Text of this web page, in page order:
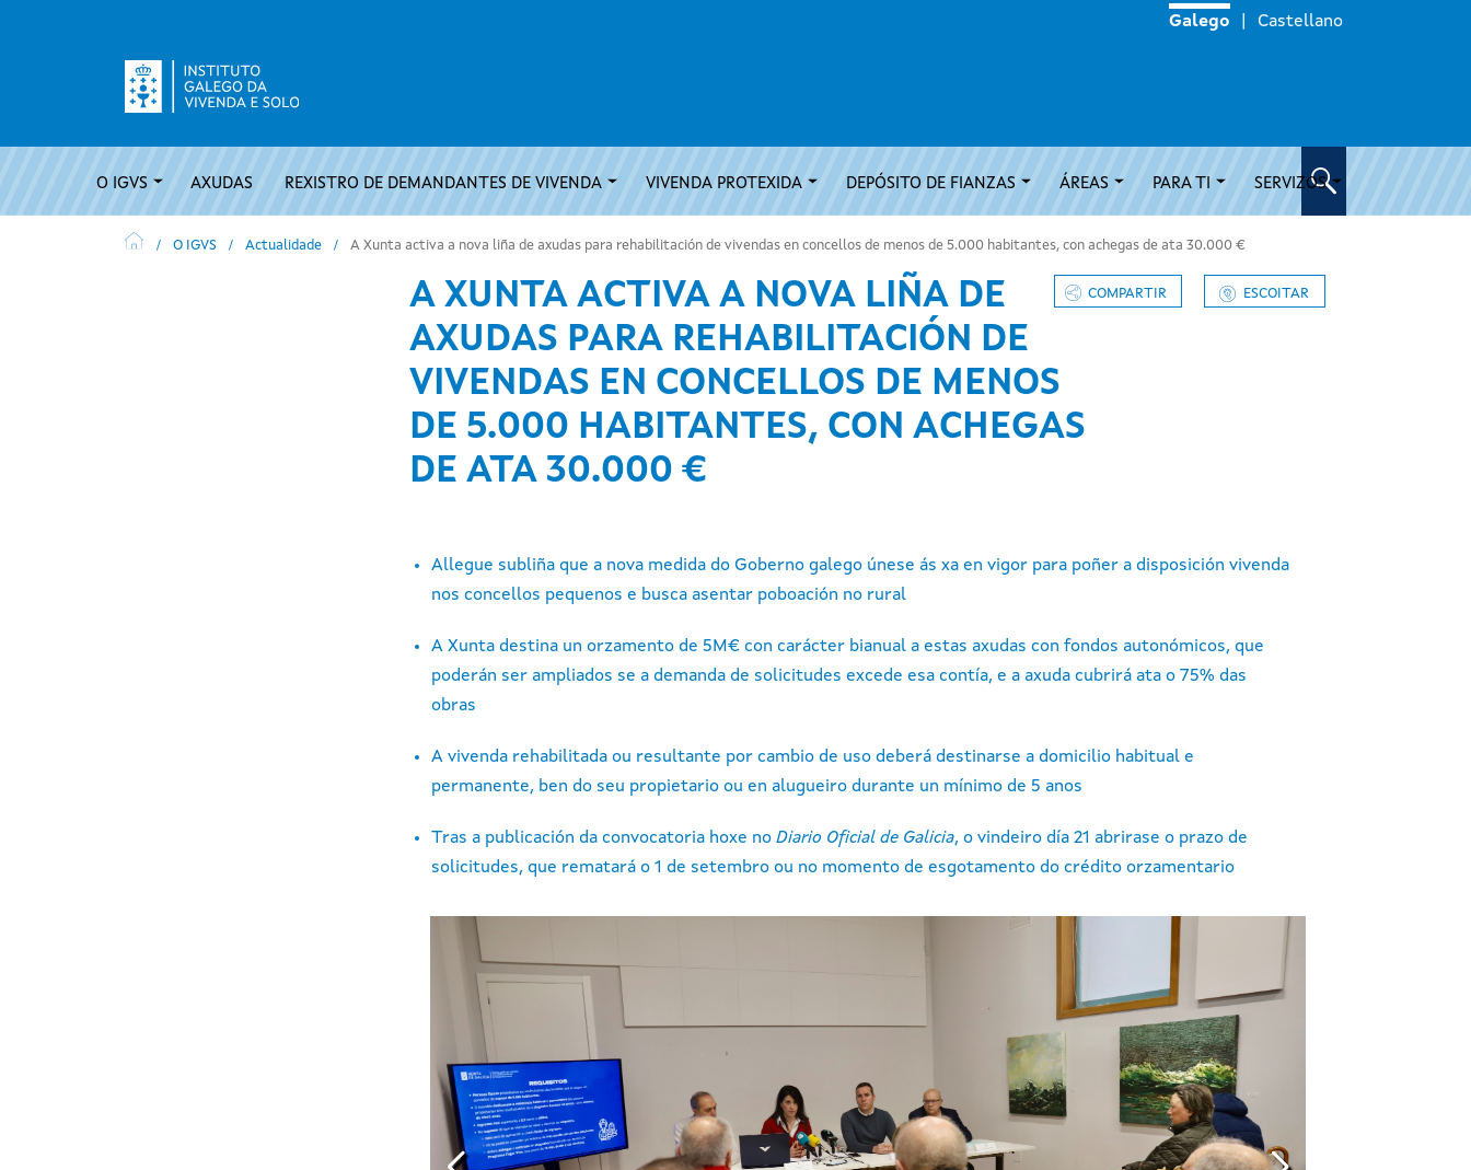
Galego Castellano
O IGVS AXUDAS REXISTRO DE DEMANDANTES DE VIVENDA VIVENDA PROTEXIDA DEPÓSITO DE FIANZAS ÁREAS PARA TI SERVIZOS
O IGVS Actualidade A Xunta activa a nova liña de axudas para rehabilitación de vivendas en concellos de menos de 5.000 habitantes, con achegas de ata 30.000 €
A XUNTA ACTIVA A NOVA LIÑA DE
AXUDAS PARA REHABILITACIÓN DE
VIVENDAS EN CONCELLOS DE MENOS
DE 5.000 HABITANTES, CON ACHEGAS
DE ATA 30.000 €
COMPARTIR ESCOITAR
Allegue subliña que a nova medida do Goberno galego únese ás xa en vigor para poñer a disposición vivenda
nos concellos pequenos e busca asentar poboación no rural
A Xunta destina un orzamento de 5M€ con carácter bianual a estas axudas con fondos autonómicos, que
poderán ser ampliados se a demanda de solicitudes excede esa contía, e a axuda cubrirá ata o 75% das
obras
A vivenda rehabilitada ou resultante por cambio de uso deberá destinarse a domicilio habitual e
permanente, ben do seu propietario ou en alugueiro durante un mínimo de 5 anos
Tras a publicación da convocatoria hoxe no Diario Oficial de Galicia, o vindeiro día 21 abrirase o prazo de
solicitudes, que rematará o 1 de setembro ou no momento de esgotamento do crédito orzamentario